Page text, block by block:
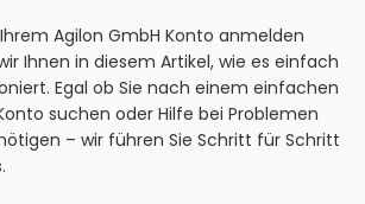
Agilon GmbH Konto anmelden
Ihnen in diesem Artikel, wie es einfach
Egal ob Sie nach einem einfachen
suchen oder Hilfe bei Problemen
– wir führen Sie Schritt für Schritt